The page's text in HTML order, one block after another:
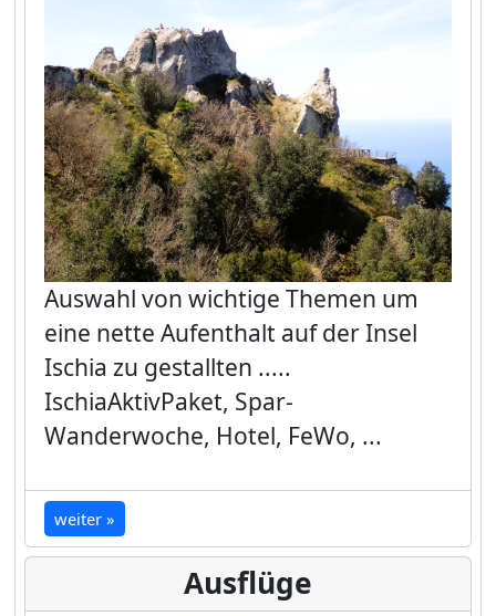
Auswahl von wichtige Themen um
eine nette Aufenthalt auf der Insel
Ischia zu gestallten .....
IschiaAktivPaket, Spar-
Wanderwoche, Hotel, FeWo, ...
weiter »
Ausflüge